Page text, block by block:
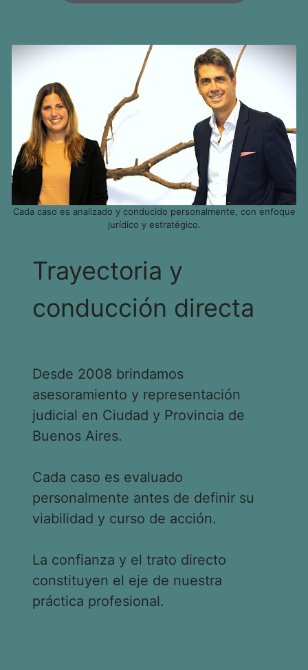
Cada caso es analizado y conducido personalmente, con enfoque
jurídico y estratégico.
Trayectoria y
conducción directa
Desde 2008 brindamos
asesoramiento y representación
judicial en Ciudad y Provincia de
Buenos Aires.
Cada caso es evaluado
personalmente antes de definir su
viabilidad y curso de acción.
La confianza y el trato directo
constituyen el eje de nuestra
práctica profesional.